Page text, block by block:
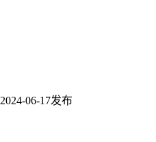
2024-06-17发布